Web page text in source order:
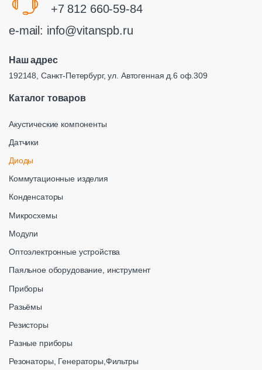
+7 812 660-59-84
e-mail: info@vitanspb.ru
Наш адрес
192148, Санкт-Петербург, ул. Автогенная д.6 оф.309
Каталог товаров
Акустические компоненты
Датчики
Диоды
Коммутационные изделия
Конденсаторы
Микросхемы
Модули
Оптоэлектронные устройства
Паяльное оборудование, инструмент
Приборы
Разьёмы
Резисторы
Разные приборы
Резонаторы, Генераторы,Фильтры